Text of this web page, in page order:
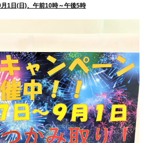
1日(日)、午前10時～午後5時